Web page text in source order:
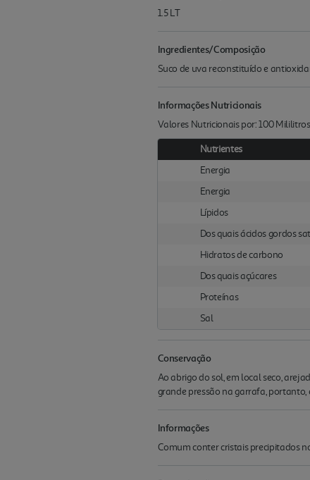
1.5 LT
Ingredientes/Composição
Suco de uva reconstituído e
Informações Nutricionais
Valores Nutricionais por: 100
Nutrientes
Energia
Energia
Lípidos
Dos quais ácidos gordos
Hidratos de carbono
Dos quais açúcares
Proteínas
Sal
Conservação
Ao abrigo do sol, em local seco,
grande pressão na garrafa, portanto,
Informações
Comum conter cristais precipitados